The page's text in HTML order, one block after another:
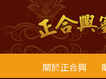
關於正合興